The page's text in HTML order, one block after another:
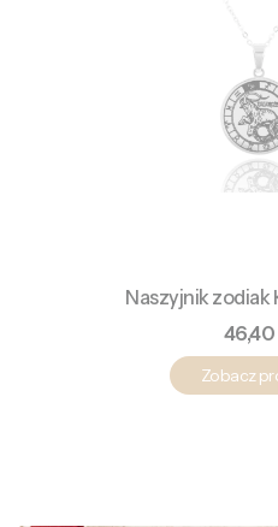
Naszyjnik zodiak
Cena
46,40
Zobacz